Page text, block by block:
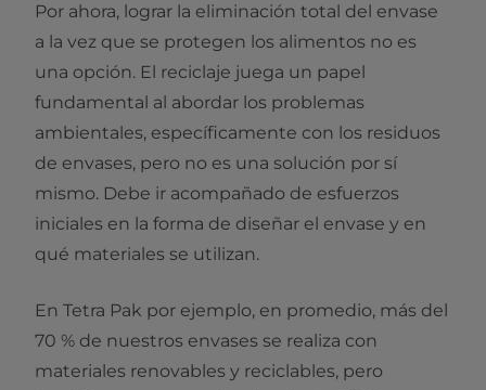
Por ahora, lograr la eliminación total del envase
a la vez que se protegen los alimentos no es
una opción. El reciclaje juega un papel
fundamental al abordar los problemas
ambientales, específicamente con los residuos
de envases, pero no es una solución por sí
mismo. Debe ir acompañado de esfuerzos
iniciales en la forma de diseñar el envase y en
qué materiales se utilizan.
En Tetra Pak por ejemplo, en promedio, más del
70 % de nuestros envases se realiza con
materiales renovables y reciclables, pero